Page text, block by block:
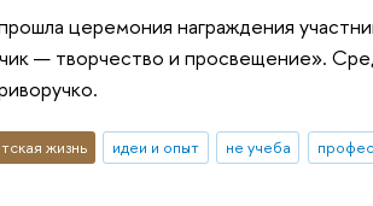
церемония награждения
— творчество и просвещение».
жизнь идеи и опыт не учеба